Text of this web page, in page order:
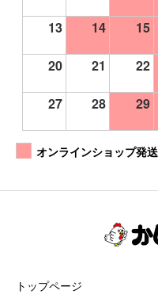
13 14 15
20 21 22
27 28 29
オンラインショップ発
トップページ